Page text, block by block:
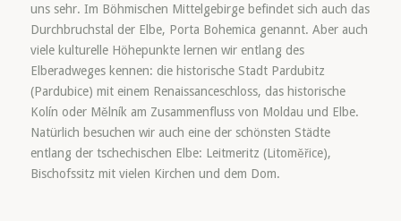
uns sehr. Im Böhmischen Mittelgebirge befindet sich auch das
Durchbruchstal der Elbe, Porta Bohemica genannt. Aber auch
viele kulturelle Höhepunkte lernen wir entlang des
Elberadweges kennen: die historische Stadt Pardubitz
(Pardubice) mit einem Renaissanceschloss, das historische
Kolín oder Mělník am Zusammenfluss von Moldau und Elbe.
Natürlich besuchen wir auch eine der schönsten Städte
entlang der tschechischen Elbe: Leitmeritz (Litoměřice),
Bischofssitz mit vielen Kirchen und dem Dom.